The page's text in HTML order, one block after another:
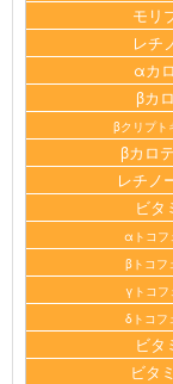
モリ
レチ
αカ
βカ
βクリプト
βカロ
レチノ
ビタ
αトコフ
βトコフ
γトコフ
δトコフ
ビタ
ビタ